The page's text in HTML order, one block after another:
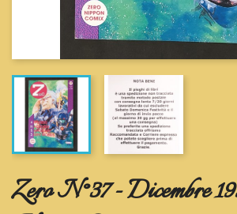
Zero N°37 - Dicembre